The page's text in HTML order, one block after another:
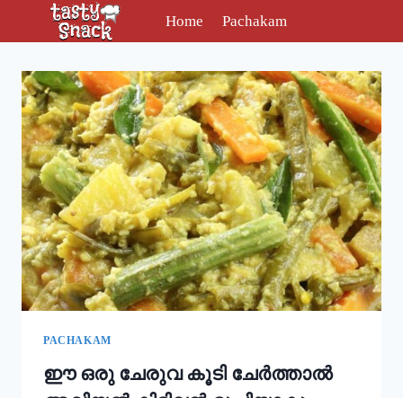
Home Pachakam
PACHAKAM
ഈ ഒരു ചേരുവ കൂടി ചേർത്താൽ